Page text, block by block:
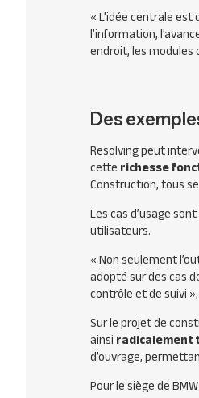
«L’idée centrale
l’information,
endroit, les
Des
Resolving peut
cetterichesse
Construction,tous
Les cas d’usage
utilisateurs.
«Non seulement
adopté sur des cas
contrôle et de suivi
Sur le projet de
ainsiradicalement
d’ouvrage,
Pour le siège de